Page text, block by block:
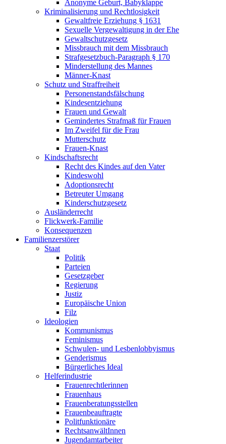
Anonyme Geburt, Babyklappe
Kriminalisierung und Rechtlosigkeit
Gewaltfreie Erziehung § 1631
Sexuelle Vergewaltigung in der Ehe
Gewaltschutzgesetz
Missbrauch mit dem Missbrauch
Strafgesetzbuch-Paragraph § 170
Minderstellung des Mannes
Männer-Knast
Schutz und Straffreiheit
Personenstandsfälschung
Kindesentziehung
Frauen und Gewalt
Gemindertes Strafmaß für Frauen
Im Zweifel für die Frau
Mutterschutz
Frauen-Knast
Kindschaftsrecht
Recht des Kindes auf den Vater
Kindeswohl
Adoptionsrecht
Betreuter Umgang
Kinderschutzgesetz
Ausländerrecht
Flickwerk-Familie
Konsequenzen
Familienzerstörer
Staat
Politik
Parteien
Gesetzgeber
Regierung
Justiz
Europäische Union
Filz
Ideologien
Kommunismus
Feminismus
Schwulen- und Lesbenlobbyismus
Genderismus
Bürgerliches Ideal
Helferindustrie
Frauenrechtlerinnen
Frauenhaus
Frauenberatungsstellen
Frauenbeauftragte
Politfunktionäre
RechtsanwältInnen
Jugendamtarbeiter